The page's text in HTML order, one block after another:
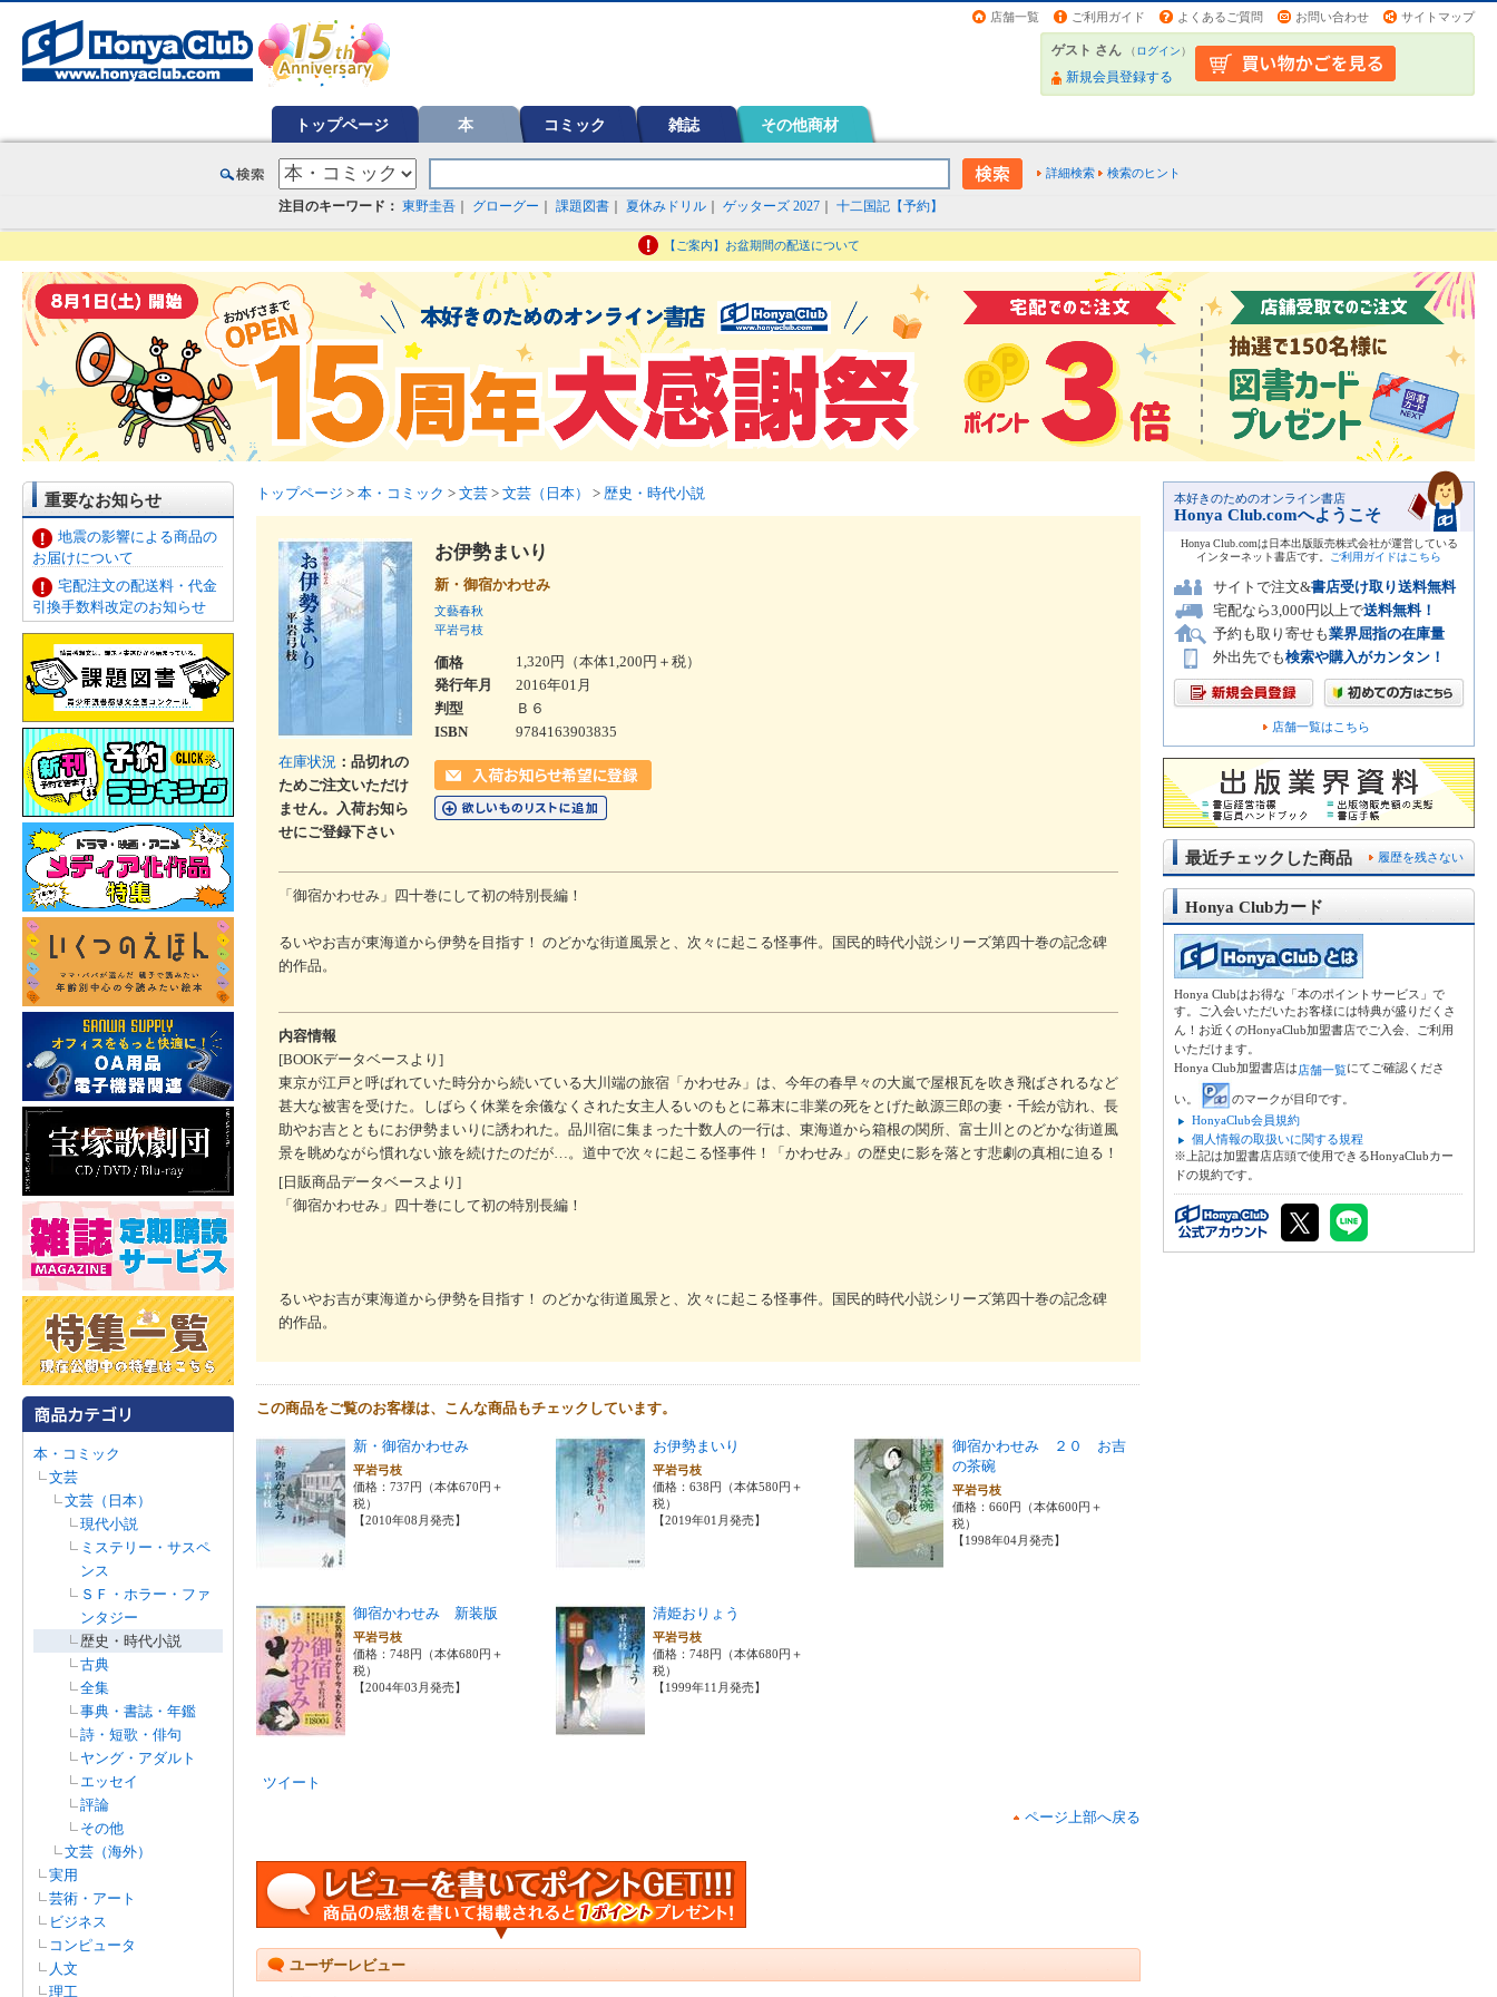
店舗一覧 ご利用ガイド よくあるご質問 お問い合わせ サイトマップ
ゲスト さん （ログイン）
新規会員登録する
トップページ 本 コミック 雑誌 その他商材
詳細検索 検索のヒント
注目のキーワード： 東野圭吾 グローグー 課題図書 夏休みドリル ゲッターズ 2027 十二国記【予約】
【ご案内】お盆期間の配送について
重要なお知らせ
地震の影響による商品の
お届けについて
宅配注文の配送料・代金
引換手数料改定のお知らせ
本・コミック
文芸
文芸（日本）
現代小説
ミステリー・サスペ
ンス
ＳＦ・ホラー・ファ
ンタジー
歴史・時代小説
古典
全集
事典・書誌・年鑑
詩・短歌・俳句
ヤング・アダルト
エッセイ
評論
その他
文芸（海外）
実用
芸術・アート
ビジネス
コンピュータ
人文
理工
トップページ > 本・コミック > 文芸 > 文芸（日本） > 歴史・時代小説
在庫状況 ：品切れの
ためご注文いただけ
ません。入荷お知ら
せにご登録下さい
お伊勢まいり
新・御宿かわせみ
文藝春秋
平岩弓枝
価格
1,320円（本体1,200円＋税）
発行年月
2016年01月
判型
Ｂ６
ISBN
9784163903835
「御宿かわせみ」四十巻にして初の特別長編！
るいやお吉が東海道から伊勢を目指す！ のどかな街道風景と、次々に起こる怪事件。国民的時代小説シリーズ第四十巻の記念碑
的作品。
内容情報
[BOOKデータベースより]
東京が江戸と呼ばれていた時分から続いている大川端の旅宿「かわせみ」は、今年の春早々の大嵐で屋根瓦を吹き飛ばされるなど
甚大な被害を受けた。しばらく休業を余儀なくされた女主人るいのもとに幕末に非業の死をとげた畝源三郎の妻・千絵が訪れ、長
助やお吉とともにお伊勢まいりに誘われた。品川宿に集まった十数人の一行は、東海道から箱根の関所、富士川とのどかな街道風
景を眺めながら慣れない旅を続けたのだが…。道中で次々に起こる怪事件！「かわせみ」の歴史に影を落とす悲劇の真相に迫る！
[日販商品データベースより]
「御宿かわせみ」四十巻にして初の特別長編！
るいやお吉が東海道から伊勢を目指す！ のどかな街道風景と、次々に起こる怪事件。国民的時代小説シリーズ第四十巻の記念碑
的作品。
この商品をご覧のお客様は、こんな商品もチェックしています。
新・御宿かわせみ
平岩弓枝
価格：737円（本体670円＋
税）
【2010年08月発売】
お伊勢まいり
平岩弓枝
価格：638円（本体580円＋
税）
【2019年01月発売】
御宿かわせみ ２０ お吉
の茶碗
平岩弓枝
価格：660円（本体600円＋
税）
【1998年04月発売】
御宿かわせみ 新装版
平岩弓枝
価格：748円（本体680円＋
税）
【2004年03月発売】
清姫おりょう
平岩弓枝
価格：748円（本体680円＋
税）
【1999年11月発売】
ツイート
ページ上部へ戻る
ユーザーレビュー
本好きのためのオンライン書店
Honya Club.comへようこそ
Honya Club.comは日本出版販売株式会社が運営している
インターネット書店です。
ご利用ガイドはこちら
サイトで注文&書店受け取り送料無料
宅配なら3,000円以上で送料無料！
予約も取り寄せも業界屈指の在庫量
外出先でも検索や購入がカンタン！
店舗一覧はこちら
履歴を残さない
最近チェックした商品
Honya Clubカード
Honya Clubはお得な「本のポイントサービス」で
す。ご入会いただいたお客様には特典が盛りだくさ
ん！お近くのHonyaClub加盟書店でご入会、ご利用
いただけます。
Honya Club加盟書店は店舗一覧にてご確認くださ
い。
のマークが目印です。
HonyaClub会員規約
個人情報の取扱いに関する規程
※上記は加盟書店店頭で使用できるHonyaClubカー
ドの規約です。